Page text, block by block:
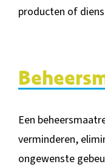
producten of
Een
verminderen,
ongewenste